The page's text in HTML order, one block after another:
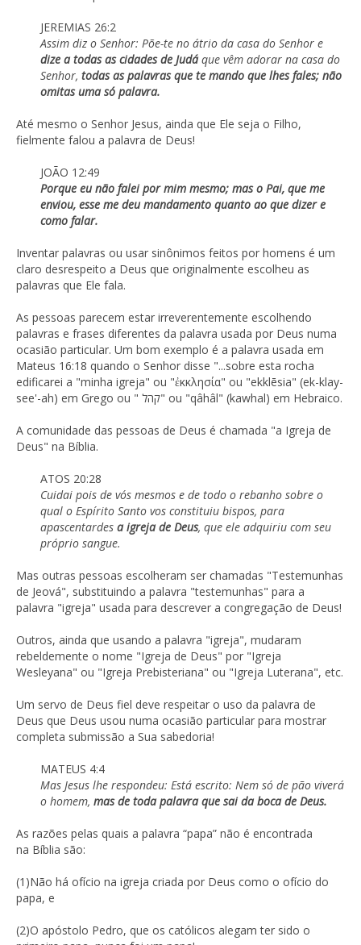
JEREMIAS 26:2
Assim diz o Senhor: Põe-te no átrio da casa do Senhor e
dize a todas as cidades de Judá que vêm adorar na casa do
Senhor, todas as palavras que te mando que lhes fales; não
omitas uma só palavra.
Até mesmo o Senhor Jesus, ainda que Ele seja o Filho,
fielmente falou a palavra de Deus!
JOÃO 12:49
Porque eu não falei por mim mesmo; mas o Pai, que me
enviou, esse me deu mandamento quanto ao que dizer e
como falar.
Inventar palavras ou usar sinônimos feitos por homens é um
claro desrespeito a Deus que originalmente escolheu as
palavras que Ele fala.
As pessoas parecem estar irreverentemente escolhendo
palavras e frases diferentes da palavra usada por Deus numa
ocasião particular. Um bom exemplo é a palavra usada em
Mateus 16:18 quando o Senhor disse "...sobre esta rocha
edificarei a "minha igreja" ou "ἐκκλησία" ou "ekklēsia" (ek-klay-
see'-ah) em Grego ou " קהל" ou "qâhâl" (kawhal) em Hebraico.
A comunidade das pessoas de Deus é chamada "a Igreja de
Deus" na Bíblia.
ATOS 20:28
Cuidai pois de vós mesmos e de todo o rebanho sobre o
qual o Espírito Santo vos constituiu bispos, para
apascentardes a igreja de Deus, que ele adquiriu com seu
próprio sangue.
Mas outras pessoas escolheram ser chamadas "Testemunhas
de Jeová", substituindo a palavra "testemunhas" para a
palavra "igreja" usada para descrever a congregação de Deus!
Outros, ainda que usando a palavra "igreja", mudaram
rebeldemente o nome "Igreja de Deus" por "Igreja
Wesleyana" ou "Igreja Prebisteriana" ou "Igreja Luterana", etc.
Um servo de Deus fiel deve respeitar o uso da palavra de
Deus que Deus usou numa ocasião particular para mostrar
completa submissão a Sua sabedoria!
MATEUS 4:4
Mas Jesus lhe respondeu: Está escrito: Nem só de pão viverá
o homem, mas de toda palavra que sai da boca de Deus.
As razões pelas quais a palavra “papa” não é encontrada
na Bíblia são:
(1)Não há ofício na igreja criada por Deus como o ofício do
papa, e
(2)O apóstolo Pedro, que os católicos alegam ter sido o